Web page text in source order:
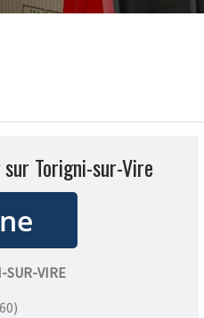
Torigni-sur-Vire
SUR-VIRE
)